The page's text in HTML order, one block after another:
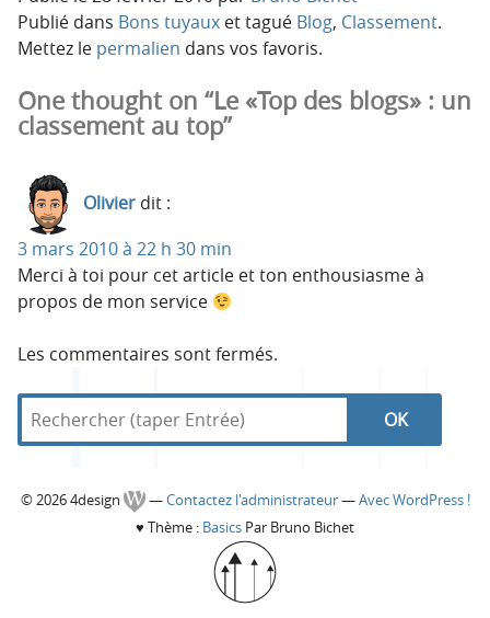
Publié dans Bons tuyaux et tagué Blog, Classement.
Mettez le permalien dans vos favoris.
One thought on “Le «Top des blogs» : un
classement au top”
Olivier dit :
3 mars 2010 à 22 h 30 min
Merci à toi pour cet article et ton enthousiasme à
propos de mon service
Les commentaires sont fermés.
R
R
e
d
4
C
© 2026 4design —Contactez l'administrateur—Avec WordPress !
♥ Thème : Basics Par Bruno Bichet